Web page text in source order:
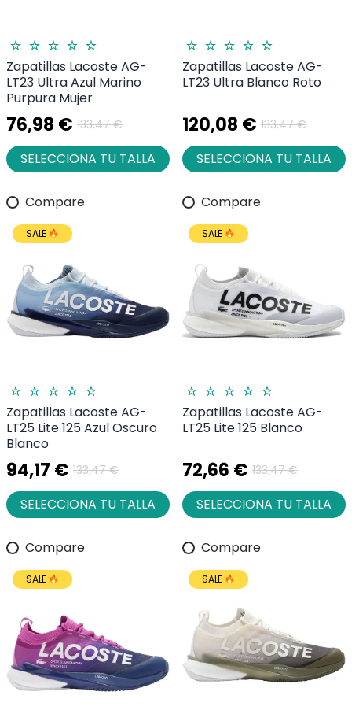
Zapatillas Lacoste AG-
LT23 Ultra Azul Marino
Purpura Mujer
76,98 € 133,47 €
SELECCIONA TU TALLA
Zapatillas Lacoste AG-
LT23 Ultra Blanco Roto
120,08 € 133,47 €
SELECCIONA TU TALLA
Compare
SALE
Zapatillas Lacoste AG-
LT25 Lite 125 Azul Oscuro
Blanco
94,17 € 133,47 €
SELECCIONA TU TALLA
Compare
SALE
Zapatillas Lacoste AG-
LT25 Lite 125 Blanco
72,66 € 133,47 €
SELECCIONA TU TALLA
Compare
SALE
Compare
SALE